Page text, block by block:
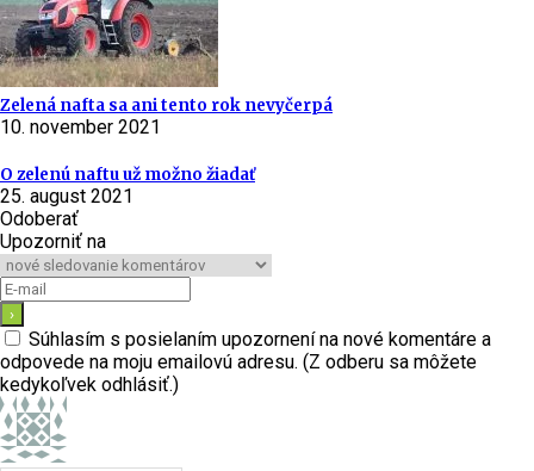
Zelená nafta sa ani tento rok nevyčerpá
10. november 2021
O zelenú naftu už možno žiadať
25. august 2021
Odoberať
Upozorniť na
Súhlasím s posielaním upozornení na nové komentáre a
odpovede na moju emailovú adresu. (Z odberu sa môžete
kedykoľvek odhlásiť.)